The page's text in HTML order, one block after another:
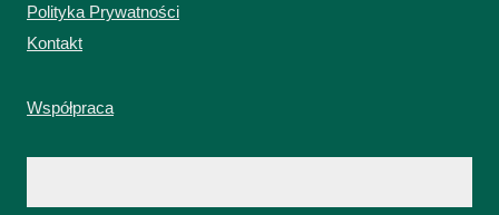
Polityka Prywatności
Kontakt
Współpraca